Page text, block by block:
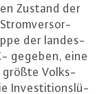
Zustand der
Strom­ver­sor­
der lan­des­
gegeben, eine
größte Volks­
In­ves­ti­ti­ons­lü­